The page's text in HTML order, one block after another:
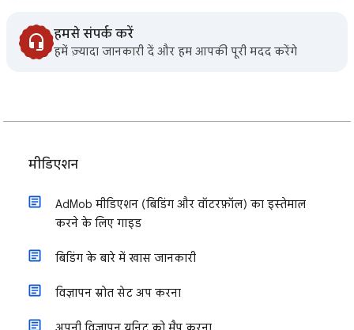
हमसे संपर्क करें
हमें ज़्यादा जानकारी दें और हम आपकी पूरी मदद करेंगे
मीडिएशन
AdMob मीडिएशन (बिडिंग और वॉटरफ़ॉल) का इस्तेमाल
करने के लिए गाइड
बिडिंग के बारे में खास जानकारी
विज्ञापन स्रोत सेट अप करना